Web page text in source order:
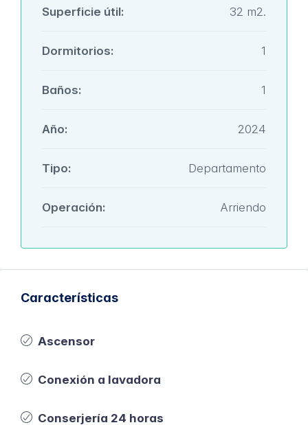
Superficie útil: 32 m2.
Dormitorios: 1
Baños: 1
Año: 2024
Tipo: Departamento
Operación: Arriendo
Características
Ascensor
Conexión a lavadora
Conserjería 24 horas